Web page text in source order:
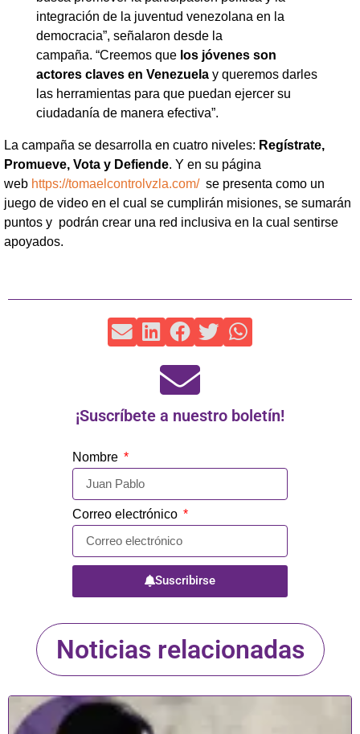
integración de la juventud venezolana en la
democracia”, señalaron desde la
campaña. “Creemos que los jóvenes son
actores claves en Venezuela y queremos darles
las herramientas para que puedan ejercer su
ciudadanía de manera efectiva”.
La campaña se desarrolla en cuatro niveles: Regístrate,
Promueve, Vota y Defiende. Y en su página
web https://tomaelcontrolvzla.com/se presenta como un
juego de video en el cual se cumplirán misiones, se sumarán
puntos y podrán crear una red inclusiva en la cual sentirse
apoyados.
¡Suscríbete a nuestro boletín!
Nombre
Correo electrónico
Suscribirse
Noticias relacionadas